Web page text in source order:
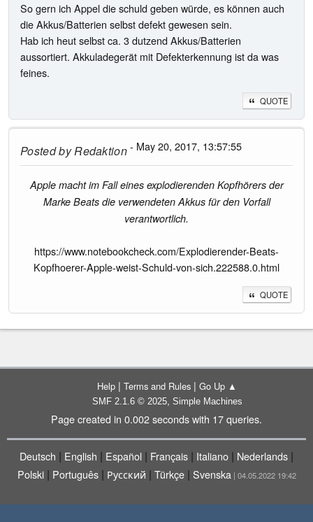
So gern ich Appel die schuld geben würde, es können auch
die Akkus/Batterien selbst defekt gewesen sein.
Hab ich heut selbst ca. 3 dutzend Akkus/Batterien
aussortiert. Akkuladegerät mit Defekterkennung ist da was
feines.
QUOTE
Posted byRedaktion- May 20, 2017, 13:57:55
Apple macht im Fall eines explodierenden Kopfhörers der
Marke Beats die verwendeten Akkus für den Vorfall
verantwortlich.
https://www.notebookcheck.com/Explodierender-Beats-
Kopfhoerer-Apple-weist-Schuld-von-sich.222588.0.html
QUOTE
Help | Terms and Rules | Go Up ▲
SMF 2.1.6 © 2025, Simple Machines
Page created in 0.002 seconds with 17 queries.
Deutsch | English | Español | Français | Italiano | Nederlands |
Polski| Português| Русский | Türkçe| Svenska | 04.05.2022 19:42